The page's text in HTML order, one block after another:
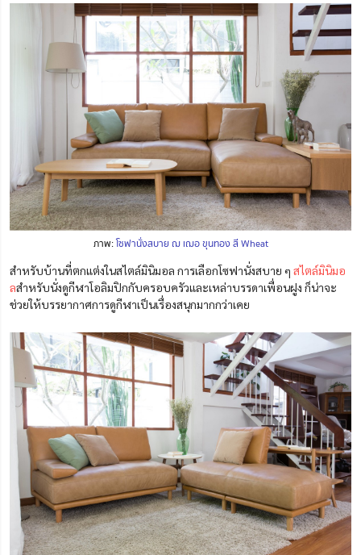
ภาพ:โซฟานั่งสบาย ฌ เฌอ ขุนทอง สี Wheat
สำหรับบ้านที่ตกแต่งในสไตล์มินิมอล การเลือกโซฟานั่งสบาย ๆ สไตล์มินิมอ
ลสำหรับนั่งดูกีฬาโอลิมปิกกับครอบครัวและเหล่าบรรดาเพื่อนฝูง ก็น่าจะ
ช่วยให้บรรยากาศการดูกีฬาเป็นเรื่องสนุกมากกว่าเคย